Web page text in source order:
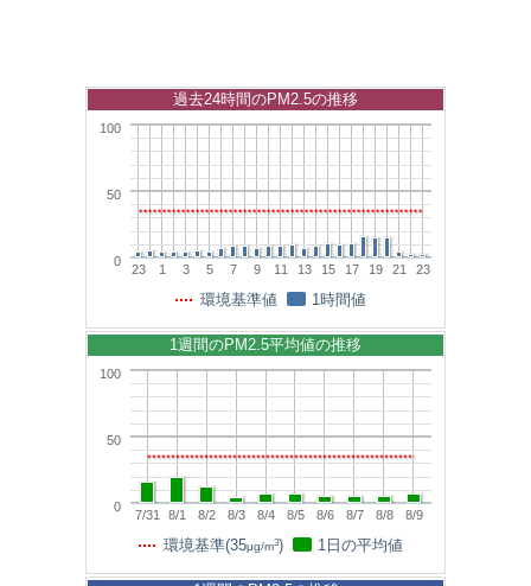
23 1 3 5 7 9 11 13 15 17 19 21 23
0
50
100
過去24時間のPM2.5の推移
環境基準値 1時間値
7/31 8/1 8/2 8/3 8/4 8/5 8/6 8/7 8/8 8/9
0
50
100
1週間のPM2.5平均値の推移
環境基準(35μg/m3) 1日の平均値